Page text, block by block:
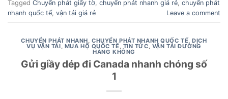
Tagged Chuyển phát giấy tờ chuyển phát nhanh giá rẻ chuyển phát
nhanh quốc tế vận tải giá rẻ Leave a comment
CHUYỂN PHÁT NHANH,CHUYỂN PHÁT NHANH QUỐC TẾ,DỊCH
VỤ VẬN TẢI, MUA HỘ QUỐC TẾ, TIN TỨC, VẬN TẢI ĐƯỜNG
HÀNG KHÔNG
Gửi giầy dép đi Canada nhanh chóng số
1